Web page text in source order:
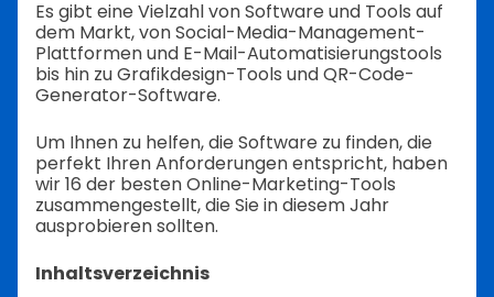
Es gibt eine Vielzahl von Software und Tools auf
dem Markt, von Social-Media-Management-
Plattformen und E-Mail-Automatisierungstools
bis hin zu Grafikdesign-Tools und QR-Code-
Generator-Software.
Um Ihnen zu helfen, die Software zu finden, die
perfekt Ihren Anforderungen entspricht, haben
wir 16 der besten Online-Marketing-Tools
zusammengestellt, die Sie in diesem Jahr
ausprobieren sollten.
Inhaltsverzeichnis